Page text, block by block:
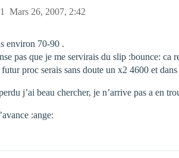
Mars 26, 2007, 2:42
1
environ 70-90 .
pas que je me servirais du slip :bounce: ca
proc serais sans doute un x2 4600 et
j’ai beau chercher, je n’arrive pas a en
:ange: